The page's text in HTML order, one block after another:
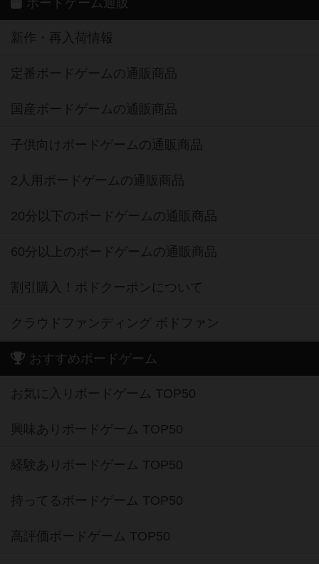
ボードゲーム通販
新作・再入荷情報
定番ボードゲームの通販商品
国産ボードゲームの通販商品
子供向けボードゲームの通販商品
2人用ボードゲームの通販商品
20分以下のボードゲームの通販商品
60分以上のボードゲームの通販商品
割引購入！ボドクーポンについて
クラウドファンディング ボドファン
おすすめボードゲーム
お気に入りボードゲーム TOP50
興味ありボードゲーム TOP50
経験ありボードゲーム TOP50
持ってるボードゲーム TOP50
高評価ボードゲーム TOP50